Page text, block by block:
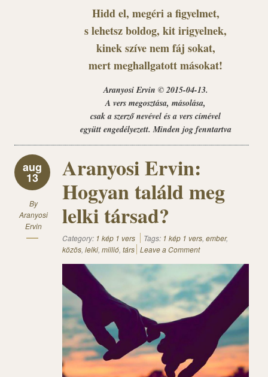
Hidd el, megéri a figyelmet,
s lehetsz boldog, kit irigyelnek,
kinek szíve nem fáj sokat,
mert meghallgatott másokat!
Aranyosi Ervin © 2015-04-13.
A vers megosztása, másolása,
csak a szerző nevével és a vers címével
együtt engedélyezett. Minden jog fenntartva
aug
13
By
Aranyosi
Ervin
Aranyosi Ervin:
Hogyan találd meg
lelki társad?
Category: 1 kép 1 vers Tags: 1 kép 1 vers, ember,
közös, lelki, millió, társ Leave a Comment